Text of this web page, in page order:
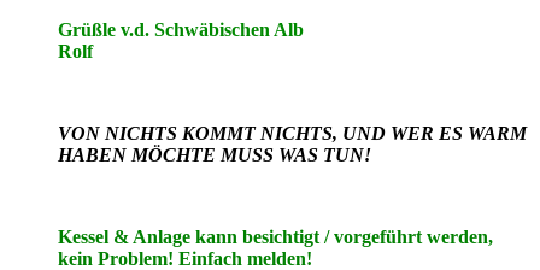
Grüßle v.d. Schwäbischen Alb
Rolf
VON NICHTS KOMMT NICHTS, UND WER ES WARM
HABEN MÖCHTE MUSS WAS TUN!
Kessel & Anlage kann besichtigt / vorgeführt werden,
kein Problem! Einfach melden!